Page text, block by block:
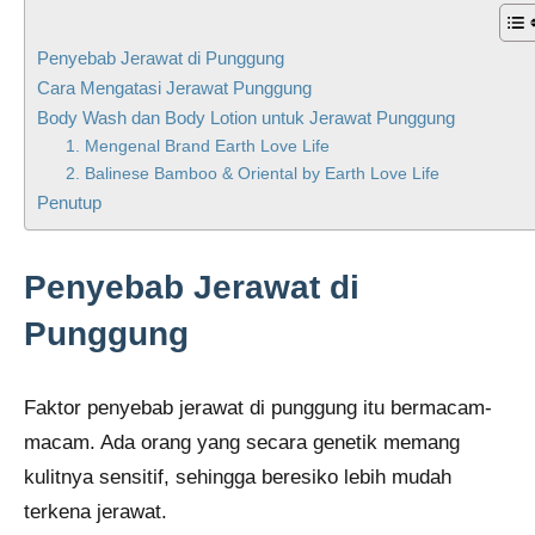
Penyebab Jerawat di Punggung
Cara Mengatasi Jerawat Punggung
Body Wash dan Body Lotion untuk Jerawat Punggung
1. Mengenal Brand Earth Love Life
2. Balinese Bamboo & Oriental by Earth Love Life
Penutup
Penyebab Jerawat di
Punggung
Faktor penyebab jerawat di punggung itu bermacam-
macam. Ada orang yang secara genetik memang
kulitnya sensitif, sehingga beresiko lebih mudah
terkena jerawat.